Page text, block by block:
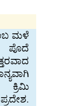
ಮಳೆ
ಪೊದೆ
ಕ್ರಿಮಿ